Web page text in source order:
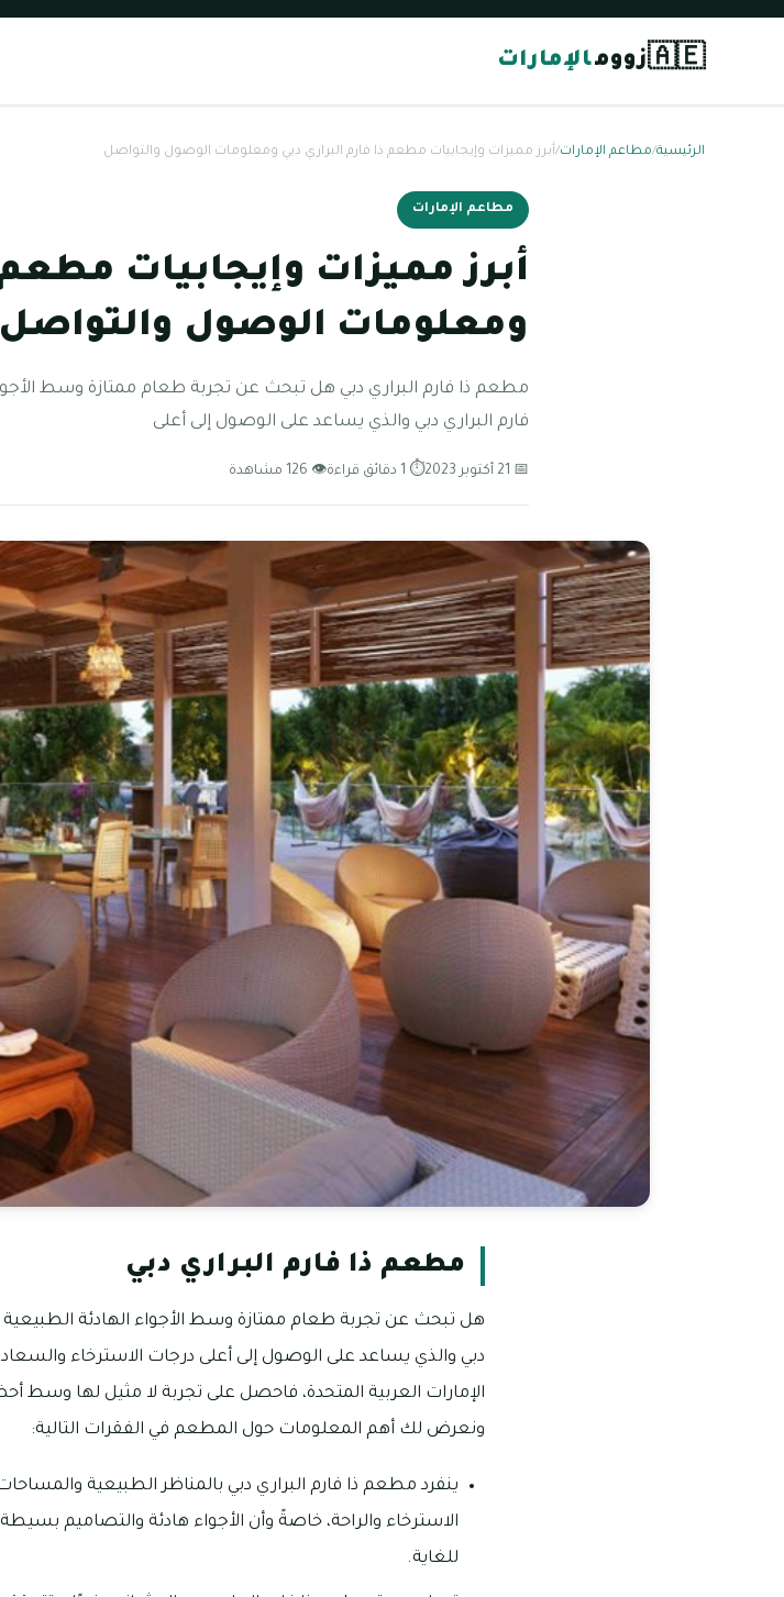
🇦🇪زوومالإمارات
الرئيسية/مطاعم الإمارات/أبرز مميزات وإيجابيات مطعم ذا فارم البراري دبي ومعلومات الوصول والتواصل
مطاعم الإمارات
أبرز مميزات وإيجابيات مطعم
ومعلومات الوصول والتواصل
مطعم ذا فارم البراري دبي هل تبحث عن تجربة طعام ممتازة وسط
فارم البراري دبي والذي يساعد على الوصول إلى أعلى
📅 21 أكتوبر 2023 ⏱ 1 دقائق قراءة 👁 126 مشاهدة
مطعم ذا فارم البراري دبي
هل تبحث عن تجربة طعام ممتازة وسط الأجواء الهادئة الطبيعية
دبي والذي يساعد على الوصول إلى أعلى درجات الاسترخاء
الإمارات العربية المتحدة، فاحصل على تجربة لا مثيل لها وسط
ونعرض لك أهم المعلومات حول المطعم في الفقرات التالية:
ينفرد مطعم ذا فارم البراري دبي بالمناظر الطبيعية
الاسترخاء والراحة، خاصةً وأن الأجواء هادئة والتصاميم
للغاية.